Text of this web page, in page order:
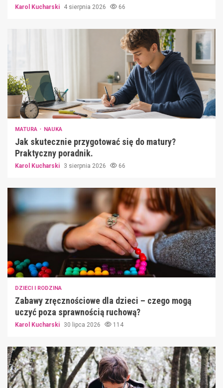
Karol Kucharski 4 sierpnia 2026 66
MATURA NAUKA
Jak skutecznie przygotować się do matury?
Praktyczny poradnik.
Karol Kucharski 3 sierpnia 2026 66
DZIECI I RODZINA
Zabawy zręcznościowe dla dzieci – czego mogą
uczyć poza sprawnością ruchową?
Karol Kucharski 30 lipca 2026 114